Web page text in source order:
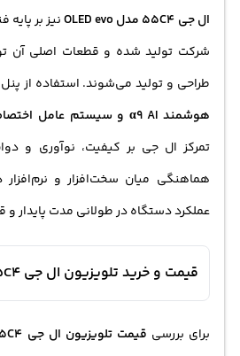
ال جی 55C4 مدل OLED evo
نیز بر
شرکت تولید شده و قطعات اصلی آن
طراحی و تولید می‌شوند. استفاده از
هوشمند α9 AI و سیستم عامل اختصاصی webOS
تمرکز ال جی بر کیفیت، نوآوری و
هماهنگی میان سخت‌افزار و
عملکرد دستگاه در طولانی مدت پایدار و
قیمت و خرید تلویزیون ال جی 55C4 مدل OLED evo
برای بررسی قیمت تلویزیون ال جی 55C4 مدل C4